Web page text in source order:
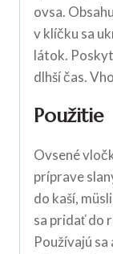
ovsa.
v klíčku sa
látok.
dlhší čas.
Použitie
Ovsené
príprave
do kaší,
sa pridať do
Používajú sa